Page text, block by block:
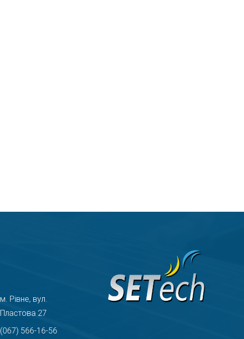
м. Рівне, вул.
Пластова 27
(067) 566-16-56